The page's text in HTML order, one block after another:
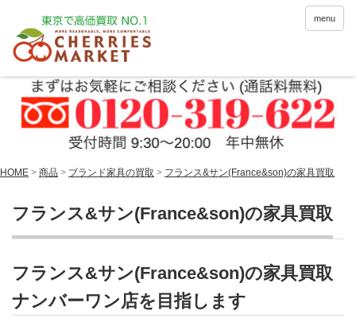
menu
HOME > 商品 > ブランド家具の買取 > フランス&サン(France&son)の家具買取
フランス&サン(France&son)の家具買取
フランス&サン(France&son)の家具買取
ナンバーワン店を目指します